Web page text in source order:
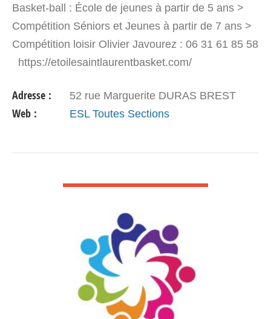
Basket-ball : École de jeunes à partir de 5 ans >
Compétition Séniors et Jeunes à partir de 7 ans >
Compétition loisir Olivier Javourez : 06 31 61 85 58
https://etoilesaintlaurentbasket.com/
Adresse : 52 rue Marguerite DURAS BREST
Web : ESL Toutes Sections